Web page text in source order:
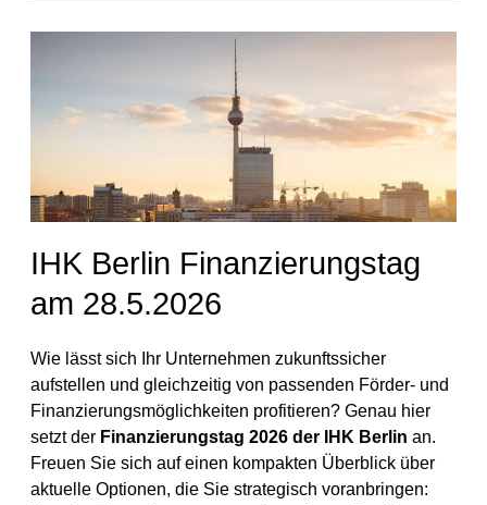
IHK Berlin Finanzierungstag
am 28.5.2026
Wie lässt sich Ihr Unternehmen zukunftssicher
aufstellen und gleichzeitig von passenden Förder- und
Finanzierungsmöglichkeiten profitieren? Genau hier
setzt der Finanzierungstag 2026 der IHK Berlin an.
Freuen Sie sich auf einen kompakten Überblick über
aktuelle Optionen, die Sie strategisch voranbringen: